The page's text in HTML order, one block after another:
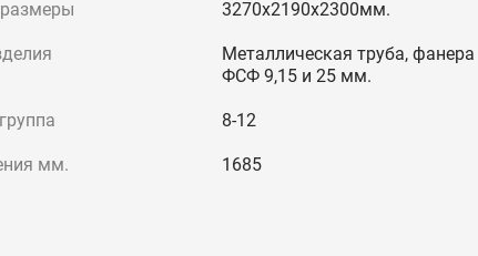
3270x2190x2300мм.
Металлическая труба, фанера
ФСФ 9,15 и 25 мм.
8-12
мм. 1685